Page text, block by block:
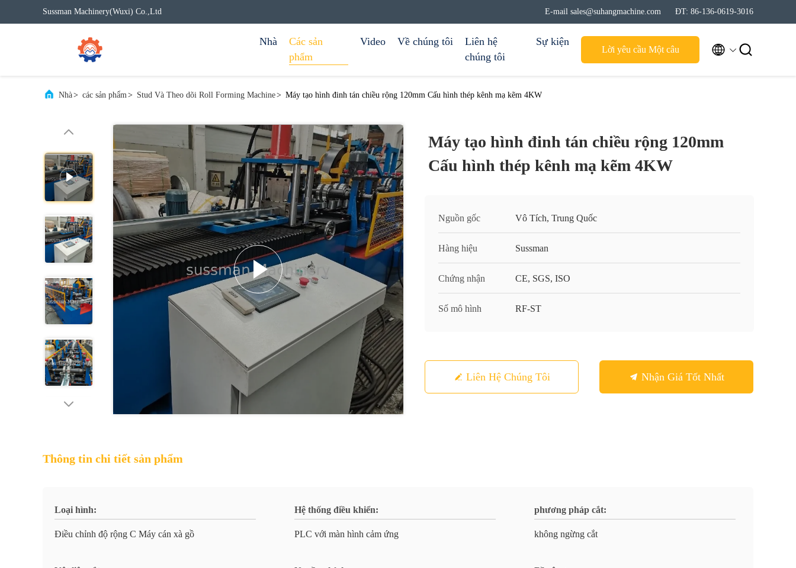
Sussman Machinery(Wuxi) Co.,Ltd E-mail sales@suhangmachine.com ĐT: 86-136-0619-3016
Nhà
Các sản
phẩm
Video Về chúng tôi
Liên hệ
chúng tôi
Sự kiện
Lời yêu cầu Một câu  
Nhà> các sản phẩm> Stud Và Theo dõi Roll Forming Machine> Máy tạo hình đinh tán chiều rộng 120mm Cấu hình thép kênh mạ kẽm 4KW
Máy tạo hình đinh tán chiều rộng 120mm
Cấu hình thép kênh mạ kẽm 4KW
Nguồn gốc Vô Tích, Trung Quốc
Hàng hiệu Sussman
Chứng nhận CE, SGS, ISO
Số mô hình RF-ST
Liên Hệ Chúng Tôi Nhận Giá Tốt Nhất
Thông tin chi tiết sản phẩm
Loại hình:
Điều chỉnh độ rộng C Máy cán xà gồ
Hệ thống điều khiển:
PLC với màn hình cảm ứng
phương pháp cắt:
không ngừng cắt